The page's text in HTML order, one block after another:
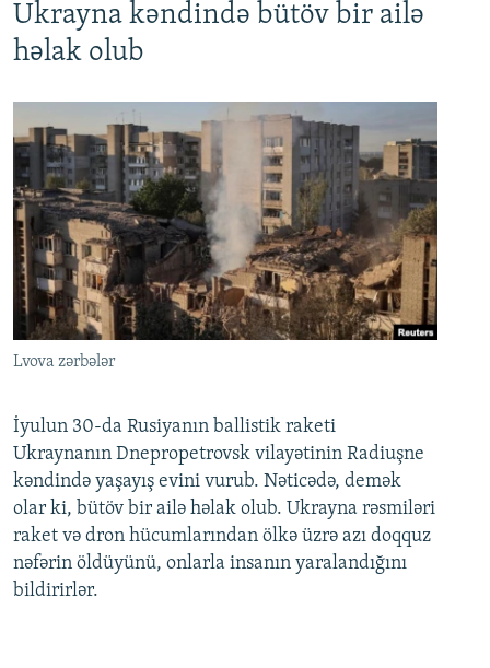
Ukrayna kəndində bütöv bir ailə
həlak olub
Lvova zərbələr
İyulun 30-da Rusiyanın ballistik raketi
Ukraynanın Dnepropetrovsk vilayətinin Radiuşne
kəndində yaşayış evini vurub. Nəticədə, demək
olar ki, bütöv bir ailə həlak olub. Ukrayna rəsmiləri
raket və dron hücumlarından ölkə üzrə azı doqquz
nəfərin öldüyünü, onlarla insanın yaralandığını
bildirirlər.